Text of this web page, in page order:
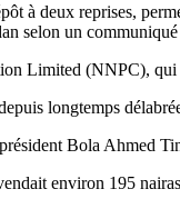
prix
de
à deux reprises,
selon un
Limited (NNPC), qui
longtemps
Bola Ahmed
environ 195